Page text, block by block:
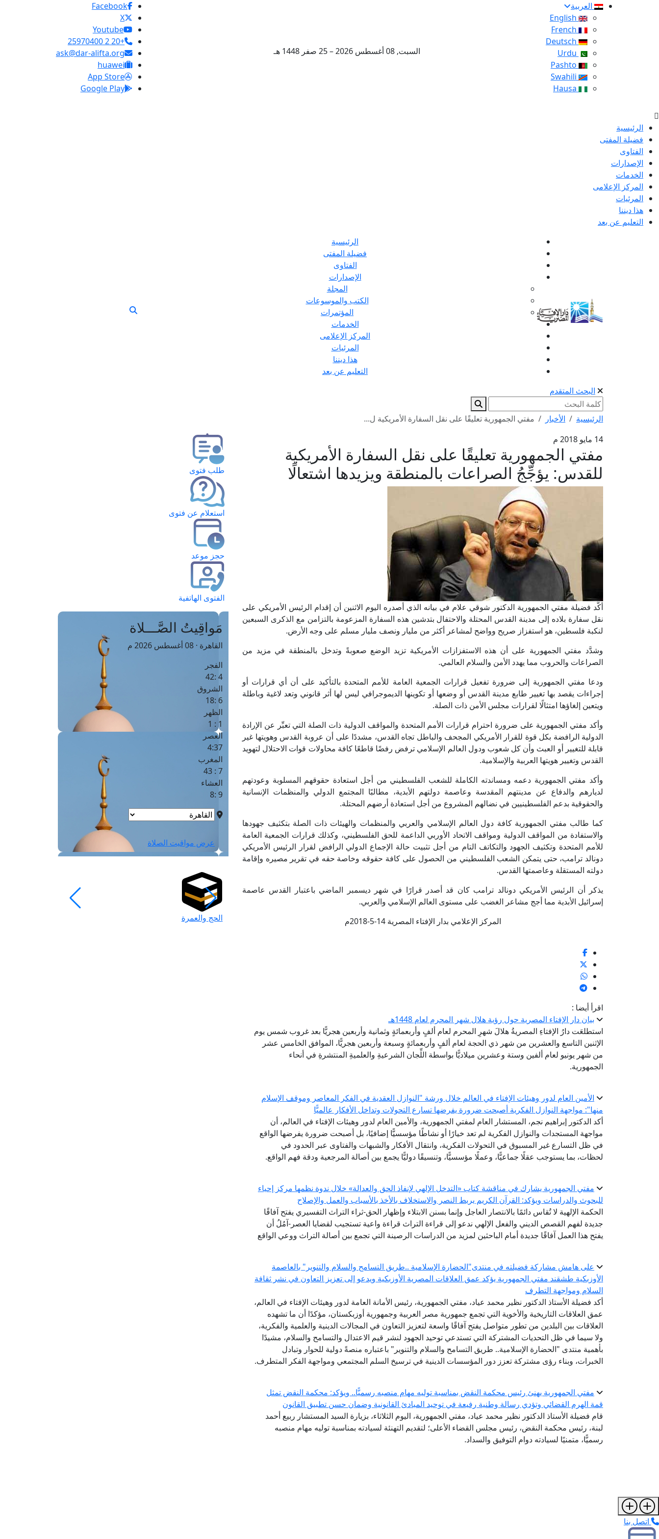
العربية
السبت, 08 أغسطس 2026 – 25 صفر 1448 هـ
Facebook
X
Youtube
+20 2 25970400
ask@dar-alifta.org
huawei
App Store
Google Play
الرئيسية
فضيلة المفتى
الفتاوى
الإصدارات
الخدمات
المركز الإعلامى
المرئيات
هذا ديننا
التعليم عن بعد
الرئيسية
فضيلة المفتى
الفتاوى
الإصدارات
المجلة
الكتب والموسوعات
المؤتمرات
الخدمات
المركز الإعلامى
المرئيات
هذا ديننا
التعليم عن بعد
البحث المتقدم
الرئيسية الأخبار
مفتي الجمهورية تعليقًا على نقل السفارة الأمريكية ل...
14 مايو 2018 م
مفتي الجمهورية تعليقًا على نقل السفارة الأمريكية
للقدس: يؤجِّجُ الصراعات بالمنطقة ويزيدها اشتعالًا
أكَّد فضيلة مفتي الجمهورية الدكتور شوقي علام في بيانه الذي أصدره اليوم الاثنين أن إقدام الرئيس الأمريكي على
نقل سفارة بلاده إلى مدينة القدس المحتلة والاحتفال بتدشين هذه السفارة المزعومة بالتزامن مع الذكرى السبعين
لنكبة فلسطين، هو استفزاز صريح وواضح لمشاعر أكثر من مليار ونصف مليار مسلم على وجه الأرض.
وشدَّد مفتي الجمهورية على أن هذه الاستفزازات الأمريكية تزيد الوضع صعوبةً وتدخل بالمنطقة في مزيد من
الصراعات والحروب مما يهدد الأمن والسلام العالمي.
ودعا مفتي الجمهورية إلى ضرورة تفعيل قرارات الجمعية العامة للأمم المتحدة بالتأكيد على أن أي قرارات أو
إجراءات يقصد بها تغيير طابع مدينة القدس أو وضعها أو تكوينها الديموجرافي ليس لها أثر قانوني وتعد لاغية وباطلة
ويتعين إلغاؤها امتثالًا لقرارات مجلس الأمن ذات الصلة.
وأكد مفتي الجمهورية على ضرورة احترام قرارات الأمم المتحدة والمواقف الدولية ذات الصلة التي تعبِّر عن الإرادة
الدولية الرافضة بكل قوة للقرار الأمريكي المجحف والباطل تجاه القدس، مشددًا على أن عروبة القدس وهويتها غير
قابلة للتغيير أو العبث وأن كل شعوب ودول العالم الإسلامي ترفض رفضًا قاطعًا كافة محاولات قوات الاحتلال لتهويد
القدس وتغيير هويتها العربية والإسلامية.
وأكد مفتي الجمهورية دعمه ومساندته الكاملة للشعب الفلسطيني من أجل استعادة حقوقهم المسلوبة وعودتهم
لديارهم والدفاع عن مدينتهم المقدسة وعاصمة دولتهم الأبدية، مطالبًا المجتمع الدولي والمنظمات الإنسانية
والحقوقية بدعم الفلسطينيين في نضالهم المشروع من أجل استعادة أرضهم المحتلة.
كما طالب مفتي الجمهورية كافة دول العالم الإسلامي والعربي والمنظمات والهيئات ذات الصلة بتكثيف جهودها
والاستفادة من المواقف الدولية ومواقف الاتحاد الأوربي الداعمة للحق الفلسطيني، وكذلك قرارات الجمعية العامة
للأمم المتحدة وتكثيف الجهود والتكاتف التام من أجل تثبيت حالة الإجماع الدولي الرافض لقرار الرئيس الأمريكي
دونالد ترامب، حتى يتمكن الشعب الفلسطيني من الحصول على كافة حقوقه وخاصة حقه في تقرير مصيره وإقامة
دولته المستقلة وعاصمتها القدس.
يذكر أن الرئيس الأمريكي دونالد ترامب كان قد أصدر قرارًا في شهر ديسمبر الماضي باعتبار القدس عاصمة
إسرائيل الأبدية مما أجج مشاعر الغضب على مستوى العالم الإسلامي والعربي.
المركز الإعلامي بدار الإفتاء المصرية 14-5-2018م
اقرأ أيضا :
بيان دار الإفتاء المصرية حول رؤية هلال شهر المحرم لعام 1448هـ
استطلعَت دارُ الإفتاءِ المصريةُ هلالَ شهرِ المحرم لعام ألفٍ وأربعمائةٍ وثمانية وأربعين هجريًّا بعد غروب شمس يوم
الإثنين التاسع والعشرين من شهر ذي الحجة لعام ألفٍ وأربعمائةٍ وسبعة وأربعين هجريًّا، الموافق الخامس عشر
من شهر يونيو لعام ألفين وستة وعشرين ميلاديًّا بواسطة اللِّجان الشرعيةِ والعلميةِ المنتشرةِ في أنحاء
الجمهورية.
الأمين العام لدور وهيئات الإفتاء في العالم خلال ورشة "النوازل العقدية في الفكر المعاصر وموقف الإسلام
منها": مواجهة النوازل الفكرية أصبحت ضرورة يفرضها تسارع التحولات وتداخل الأفكار عالميًّا
أكد الدكتور إبراهيم نجم، المستشار العام لمفتي الجمهورية، والأمين العام لدور وهيئات الإفتاء في العالم، أن
مواجهة المستجدات والنوازل الفكرية لم تعد خيارًا أو نشاطًا مؤسسيًّا إضافيًا، بل أصبحت ضرورة يفرضها الواقع
في ظل التسارع غير المسبوق في التحولات الفكرية، وانتقال الأفكار والشبهات والفتاوى عبر الحدود في
لحظات، بما يستوجب عقلًا جماعيًّا، وعملًا مؤسسيًّا، وتنسيقًا دوليًّا يجمع بين أصالة المرجعية ودقة فهم الواقع.
مفتي الجمهورية يشارك في مناقشة كتاب «التدخل الإلهي لإنفاذ الحق والعدالة» خلال ندوة نظمها مركز إحياء
للبحوث والدراسات ويؤكد: القرآن الكريم يربط النصر والاستخلاف بالأخذ بالأسباب والعمل والإصلاح
الحكمة الإلهية لا تُقاس دائمًا بالانتصار العاجل وإنما بسنن الابتلاء وإظهار الحق-ثراء التراث التفسيري يفتح آفاقًا
جديدة لفهم القصص الديني والفعل الإلهي ندعو إلى قراءة التراث قراءة واعية تستجيب لقضايا العصر-آمُلُ أن
يفتح هذا العمل آفاقًا جديدة أمام الباحثين لمزيد من الدراسات الرصينة التي تجمع بين أصالة التراث ووعي الواقع
على هامش مشاركة فضيلته في منتدى"الحضارة الإسلامية ..طريق التسامح والسلام والتنوير" بالعاصمة
الأوزبكية طشقند مفتي الجمهورية يؤكد عمق العلاقات المصرية الأوزبكية ويدعو إلى تعزيز التعاون في نشر ثقافة
السلام ومواجهة التطرف
أكد فضيلة الأستاذ الدكتور نظير محمد عياد، مفتي الجمهورية، رئيس الأمانة العامة لدور وهيئات الإفتاء في العالم،
عمق العلاقات التاريخية والأخوية التي تجمع جمهورية مصر العربية وجمهورية أوزبكستان، مؤكدًا أن ما تشهده
العلاقات بين البلدين من تطور متواصل يفتح آفاقًا واسعة لتعزيز التعاون في المجالات الدينية والعلمية والفكرية،
ولا سيما في ظل التحديات المشتركة التي تستدعي توحيد الجهود لنشر قيم الاعتدال والتسامح والسلام، مشيدًا
بأهمية منتدى "الحضارة الإسلامية.. طريق التسامح والسلام والتنوير" باعتباره منصةً دولية للحوار وتبادل
الخبرات، وبناء رؤى مشتركة تعزز دور المؤسسات الدينية في ترسيخ السلم المجتمعي ومواجهة الفكر المتطرف.
مفتي الجمهورية يهنئ رئيس محكمة النقض بمناسبة توليه مهام منصبه رسميًّا.. ويؤكد: محكمة النقض تمثل
قمة الهرم القضائي وتؤدي رسالة وطنية رفيعة في توحيد المبادئ القانونية وضمان حسن تطبيق القانون
قام فضيلة الأستاذ الدكتور نظير محمد عياد، مفتي الجمهورية، اليوم الثلاثاء، بزيارة السيد المستشار ربيع أحمد
لبنة، رئيس محكمة النقض، رئيس مجلس القضاء الأعلى؛ لتقديم التهنئة لسيادته بمناسبة توليه مهام منصبه
رسميًّا، متمنيًا لسيادته دوام التوفيق والسداد.
طلب فتوى
استعلام عن فتوى
حجز موعد
الفتوى الهاتفية
مَواقِيتُ الصَّـــلاة
القاهرة · 08 أغسطس 2026 م
الفجر
4 :42
الشروق
6 :18
الظهر
1 : 1
العصر
4:37
المغرب
7 : 43
العشاء
9 :8
عرض مواقيت الصلاة
الحج والعمرة
اتصل بنا